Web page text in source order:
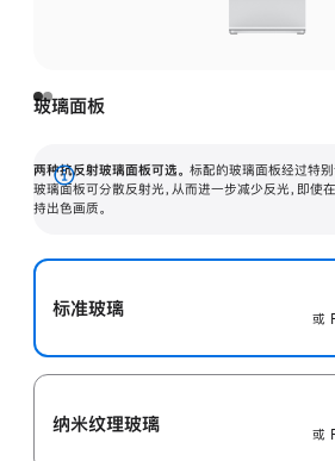
玻璃面板
两种抗反射玻璃面板可选。 标配的玻璃面板经过特别
玻璃面板可分散反射光，从而进一步减少反光，即使
持出色画质。
展
开
标准玻璃
或
纳米纹理玻璃
或